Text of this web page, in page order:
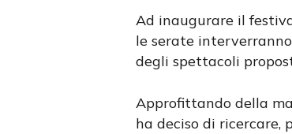
Ad inaugurare il
le serate
degli spettacoli
Approfittando della
ha deciso di ricercare,